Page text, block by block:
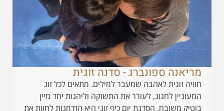
מריאנה ספונברג - סדנה זוגית
חוויה זוגית לאהבה שמעבר למילים. מתאים לכל זוג
המעוניין לחגוג, לעורר את התשוקה וליהנות יחד מיין
בוטיק משובח. הסדנת יום כיף זוגי היא הזדמנות לחוות את